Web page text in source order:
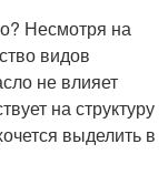
Несмотря на
видов
не влияет
на структуру
выделить в